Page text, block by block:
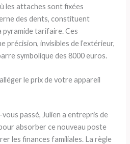
les attaches sont fixées
des dents, constituent
pyramide tarifaire. Ces
précision, invisibles de l’extérieur,
symbolique des 8000 euros.
le prix de votre appareil
passé, Julien a entrepris de
absorber ce nouveau poste
les finances familiales. La règle